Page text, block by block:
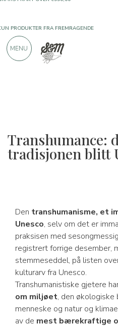
Transhumance:
tradisjonen blitt
Den transhumanisme, et
Unesco, selv om det er
praksisen med
registrert forrige desember,
stemmeseddel, på listen
kulturarv fra Unesco.
Transhumanistiske gjetere
om miljøet, den økologiske
menneske og natur og
av de mest bærekraftige
900 POSITIVE ANMELDELSER
MENU